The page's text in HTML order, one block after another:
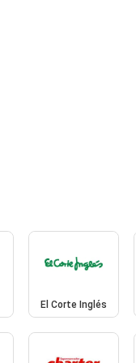
El Corte Inglés